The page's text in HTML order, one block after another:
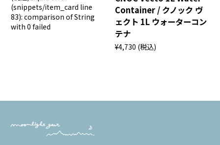
(snippets/item_card line
83): comparison of String
with 0 failed
Container / クノック ヴ
ェクト 1L ウォーターコン
テナ
¥4,730 (税込)